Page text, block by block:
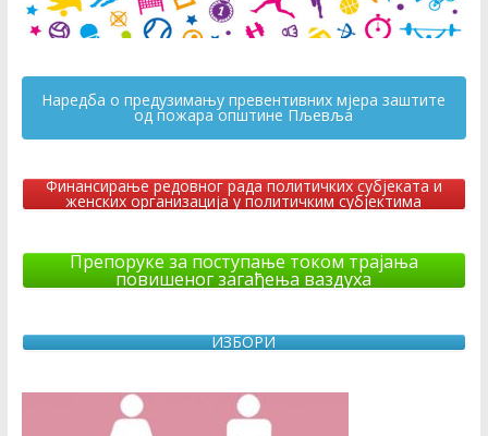
Наредба о предузимању превентивних мјера заштите
од пожара општине Пљевља
Финансирање редовног рада политичких субјеката и
женских организација у политичким субјектима
Препоруке за поступање током трајања
повишеног загађења ваздуха
ИЗБОРИ